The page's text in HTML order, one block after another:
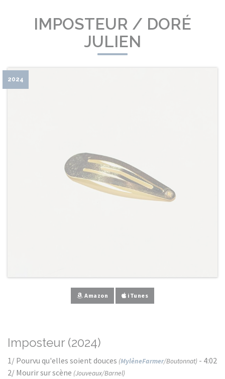
IMPOSTEUR / DORÉ
JULIEN
2024
Amazon iTunes
Imposteur (2024)
1/ Pourvu qu'elles soient douces (MylèneFarmer/Boutonnat) - 4:02
2/ Mourir sur scène (Jouveaux/Barnel)